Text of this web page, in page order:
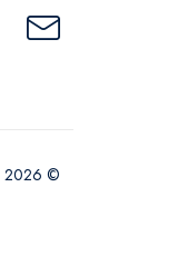
© 2026 Kza Meeza. All Rights Reserved